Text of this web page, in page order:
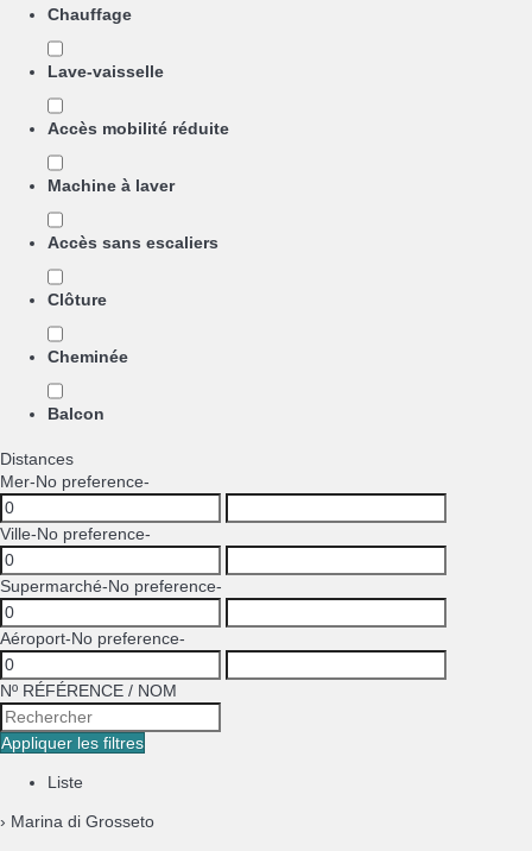
Chauffage
Lave-vaisselle
Accès mobilité réduite
Machine à laver
Accès sans escaliers
Clôture
Cheminée
Balcon
Distances
Mer-No preference-
Ville-No preference-
Supermarché-No preference-
Aéroport-No preference-
Nº RÉFÉRENCE / NOM
Appliquer les filtres
Liste
› Marina di Grosseto